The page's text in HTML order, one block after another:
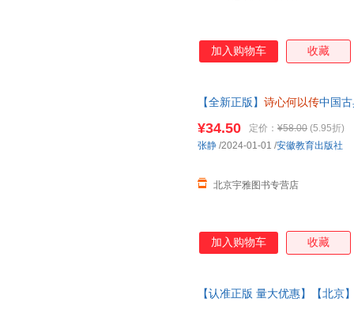
加入购物车 收藏
【全新正版】 诗心何以传中国
供电子发票zj
¥34.50 定价： ¥58.00 (5.95折)
北京宇雅图书专营店
张静 /2024-01-01 /安徽教育出版社
加入购物车 收藏
【认准正版 量大优惠】【北京